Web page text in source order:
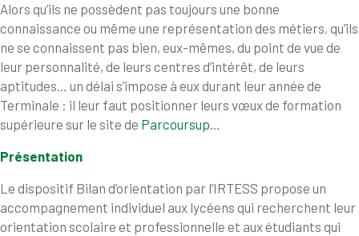
Alors qu’ils ne possèdent pas toujours une bonne
connaissance ou même une représentation des métiers, qu’ils
ne se connaissent pas bien, eux-mêmes, du point de vue de
leur personnalité, de leurs centres d’intérêt, de leurs
aptitudes… un délai s’impose à eux durant leur année de
Terminale : il leur faut positionner leurs vœux de formation
supérieure sur le site de Parcoursup…
Présentation
Le dispositif Bilan d’orientation par l’IRTESS propose un
accompagnement individuel aux lycéens qui recherchent leur
orientation scolaire et professionnelle et aux étudiants qui